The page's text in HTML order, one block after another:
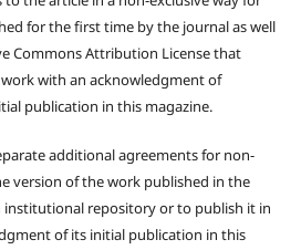
for the first time by the journal as well
Commons Attribution License that
with an acknowledgment of
publication in this magazine.
additional agreements for non-
version of the work published in the
institutional repository or to publish it in
of its initial publication in this